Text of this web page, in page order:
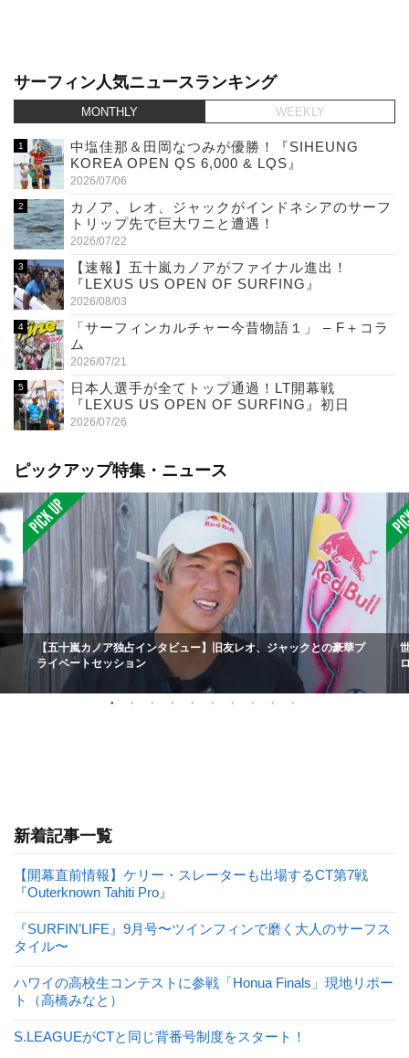
サーフィン人気ニュースランキング
MONTHLY WEEKLY
中塩佳那＆田岡なつみが優勝！『SIHEUNG
KOREA OPEN QS 6,000 & LQS』
2026/07/06
カノア、レオ、ジャックがインドネシアのサーフ
トリップ先で巨大ワニと遭遇！
2026/07/22
【速報】五十嵐カノアがファイナル進出！
『LEXUS US OPEN OF SURFING』
2026/08/03
「サーフィンカルチャー今昔物語１」 – F＋コラ
ム
2026/07/21
日本人選手が全てトップ通過！LT開幕戦
『LEXUS US OPEN OF SURFING』初日
2026/07/26
ピックアップ特集・ニュース
【五十嵐カノア独占インタビュー】旧友レオ、ジャックとの豪華プ
ライベートセッション
新着記事一覧
【開幕直前情報】ケリー・スレーターも出場するCT第7戦
『Outerknown Tahiti Pro』
『SURFIN’LIFE』9月号〜ツインフィンで磨く大人のサーフス
タイル〜
ハワイの高校生コンテストに参戦「Honua Finals」現地リポー
ト（高橋みなと）
S.LEAGUEがCTと同じ背番号制度をスタート！